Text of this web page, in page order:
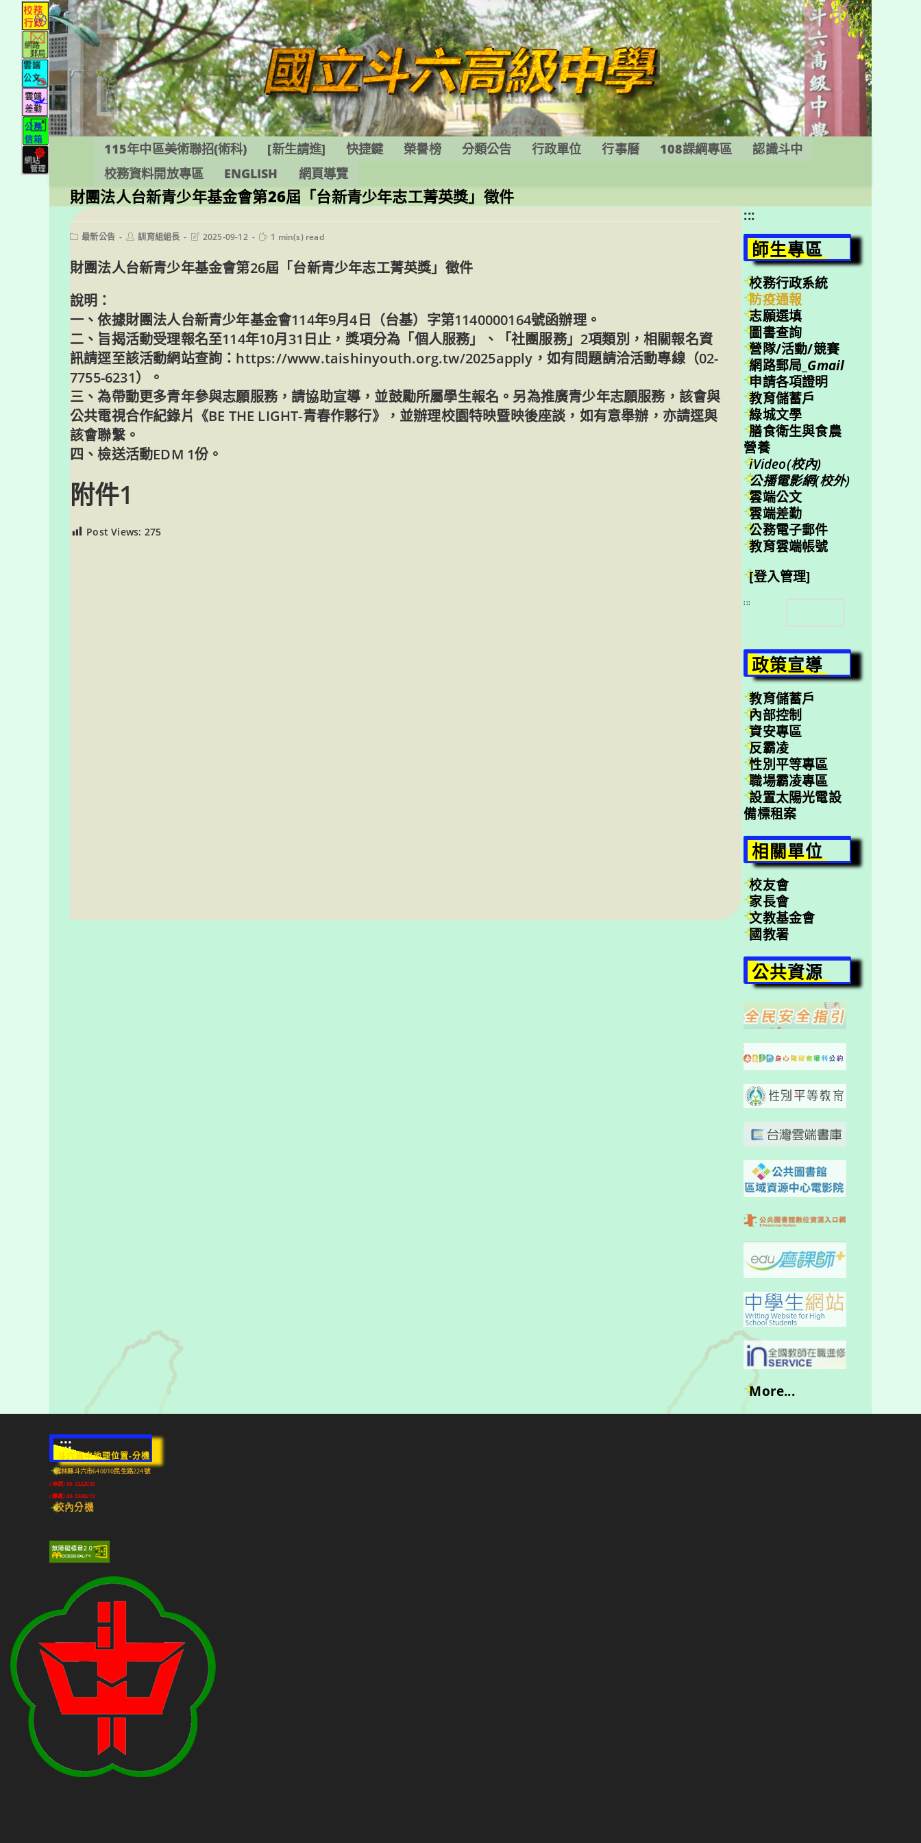
115年中區美術聯招(術科) [新生請進] 快捷鍵 榮譽榜 分類公告 行政單位 行事曆 108課綱專區
認識斗中
校務資料開放專區
ENGLISH 網頁導覽
財團法人台新青少年基金會第26屆「台新青少年志工菁英獎」徵件
Post最新公告
Post訓育組組長
Post2025-09-12
Reading
1 min(s) read
財團法人台新青少年基金會第26屆「台新青少年志工菁英獎」徵件
說明：
一、依據財團法人台新青少年基金會114年9月4日（台基）字第1140000164號函辦理。
二、旨揭活動受理報名至114年10月31日止，獎項分為「個人服務」、「社團服務」2項類別，相關報名資
訊請逕至該活動網站查詢：https://www.taishinyouth.org.tw/2025apply，如有問題請洽活動專線（02-
7755-6231）。
三、為帶動更多青年參與志願服務，請協助宣導，並鼓勵所屬學生報名。另為推廣青少年志願服務，該會與
公共電視合作紀錄片《BE THE LIGHT-青春作夥行》，並辦理校園特映暨映後座談，如有意舉辦，亦請逕與
該會聯繫。
四、檢送活動EDM 1份。
附件1
Post Views: 275
:::
師生專區
校務行政系統
防疫通報
志願選填
圖書查詢
營隊/活動/競賽
網路郵局_ Gmail
申請各項證明
教育儲蓄戶
綠城文學
膳食衛生與食農
營養
iVideo(校內)
公播電影網(校外)
雲端公文
雲端差勤
公務電子郵件
教育雲端帳號
[登入管理]
:::
搜
尋
政策宣導
教育儲蓄戶
內部控制
資安專區
反霸凌
性別平等專區
職場霸凌專區
設置太陽光電設
備標租案
相關單位
校友會
家長會
文教基金會
國教署
公共資源
More...
:::
斗六高中地理位置-分機
雲林縣斗六市640010民生路224號
(市話) 05-5322039
(傳真) 05-5348213
校內分機